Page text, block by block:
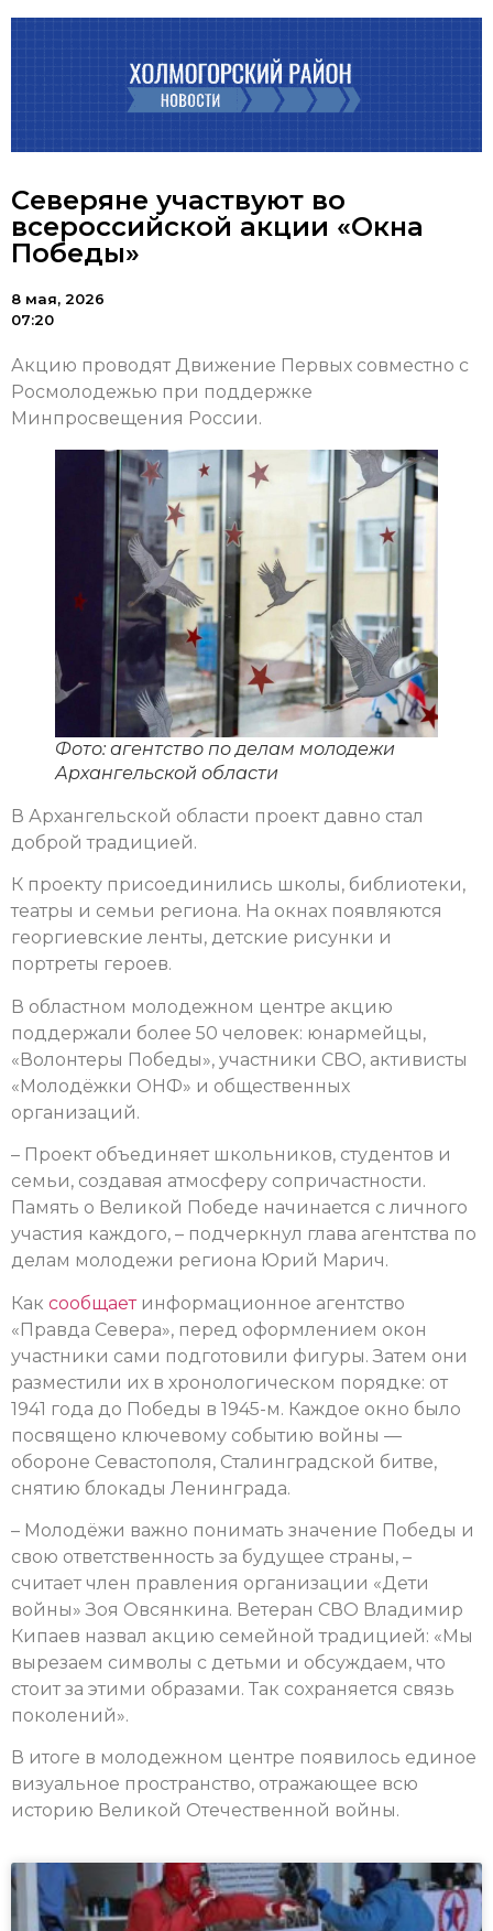
Северяне участвуют во
всероссийской акции «Окна
Победы»
8 мая, 2026
07:20
Акцию проводят Движение Первых совместно с
Росмолодежью при поддержке
Минпросвещения России.
Фото: агентство по делам молодежи
Архангельской области
В Архангельской области проект давно стал
доброй традицией.
К проекту присоединились школы, библиотеки,
театры и семьи региона. На окнах появляются
георгиевские ленты, детские рисунки и
портреты героев.
В областном молодежном центре акцию
поддержали более 50 человек: юнармейцы,
«Волонтеры Победы», участники СВО, активисты
«Молодёжки ОНФ» и общественных
организаций.
– Проект объединяет школьников, студентов и
семьи, создавая атмосферу сопричастности.
Память о Великой Победе начинается с личного
участия каждого, – подчеркнул глава агентства по
делам молодежи региона Юрий Марич.
Как сообщаетинформационное агентство
«Правда Севера», перед оформлением окон
участники сами подготовили фигуры. Затем они
разместили их в хронологическом порядке: от
1941 года до Победы в 1945-м. Каждое окно было
посвящено ключевому событию войны —
обороне Севастополя, Сталинградской битве,
снятию блокады Ленинграда.
– Молодёжи важно понимать значение Победы и
свою ответственность за будущее страны, –
считает член правления организации «Дети
войны» Зоя Овсянкина. Ветеран СВО Владимир
Кипаев назвал акцию семейной традицией: «Мы
вырезаем символы с детьми и обсуждаем, что
стоит за этими образами. Так сохраняется связь
поколений».
В итоге в молодежном центре появилось единое
визуальное пространство, отражающее всю
историю Великой Отечественной войны.